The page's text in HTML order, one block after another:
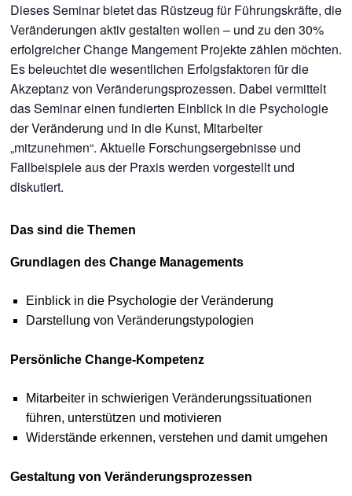
Dieses Seminar bietet das Rüstzeug für Führungskräfte, die
Veränderungen aktiv gestalten wollen – und zu den 30%
erfolgreicher Change Mangement Projekte zählen möchten.
Es beleuchtet die wesentlichen Erfolgsfaktoren für die
Akzeptanz von Veränderungsprozessen. Dabei vermittelt
das Seminar einen fundierten Einblick in die Psychologie
der Veränderung und in die Kunst, Mitarbeiter
„mitzunehmen“. Aktuelle Forschungsergebnisse und
Fallbeispiele aus der Praxis werden vorgestellt und
diskutiert.
Das sind die Themen
Grundlagen des Change Managements
Einblick in die Psychologie der Veränderung
Darstellung von Veränderungstypologien
Persönliche Change-Kompetenz
Mitarbeiter in schwierigen Veränderungssituationen
führen, unterstützen und motivieren
Widerstände erkennen, verstehen und damit umgehen
Gestaltung von Veränderungsprozessen